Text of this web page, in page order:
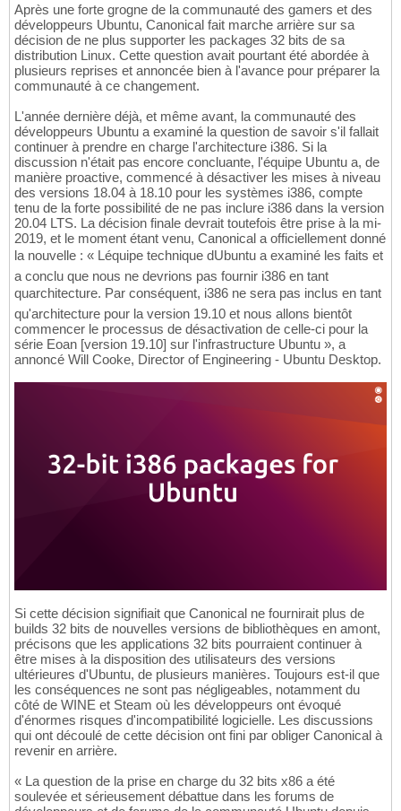
Après une forte grogne de la communauté des gamers et des
développeurs Ubuntu, Canonical fait marche arrière sur sa
décision de ne plus supporter les packages 32 bits de sa
distribution Linux. Cette question avait pourtant été abordée à
plusieurs reprises et annoncée bien à l'avance pour préparer la
communauté à ce changement.
L'année dernière déjà, et même avant, la communauté des
développeurs Ubuntu a examiné la question de savoir s'il fallait
continuer à prendre en charge l'architecture i386. Si la
discussion n'était pas encore concluante, l'équipe Ubuntu a, de
manière proactive, commencé à désactiver les mises à niveau
des versions 18.04 à 18.10 pour les systèmes i386, compte
tenu de la forte possibilité de ne pas inclure i386 dans la version
20.04 LTS. La décision finale devrait toutefois être prise à la mi-
2019, et le moment étant venu, Canonical a officiellement donné
la nouvelle : « Léquipe technique dUbuntu a examiné les faits et
a conclu que nous ne devrions pas fournir i386 en tant
quarchitecture. Par conséquent, i386 ne sera pas inclus en tant
qu'architecture pour la version 19.10 et nous allons bientôt
commencer le processus de désactivation de celle-ci pour la
série Eoan [version 19.10] sur l'infrastructure Ubuntu », a
annoncé Will Cooke, Director of Engineering - Ubuntu Desktop.
Si cette décision signifiait que Canonical ne fournirait plus de
builds 32 bits de nouvelles versions de bibliothèques en amont,
précisons que les applications 32 bits pourraient continuer à
être mises à la disposition des utilisateurs des versions
ultérieures d'Ubuntu, de plusieurs manières. Toujours est-il que
les conséquences ne sont pas négligeables, notamment du
côté de WINE et Steam où les développeurs ont évoqué
d'énormes risques d'incompatibilité logicielle. Les discussions
qui ont découlé de cette décision ont fini par obliger Canonical à
revenir en arrière.
« La question de la prise en charge du 32 bits x86 a été
soulevée et sérieusement débattue dans les forums de